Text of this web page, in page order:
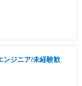
ンジニア/未経験歓